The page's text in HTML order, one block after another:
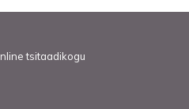
tsitaadikogu